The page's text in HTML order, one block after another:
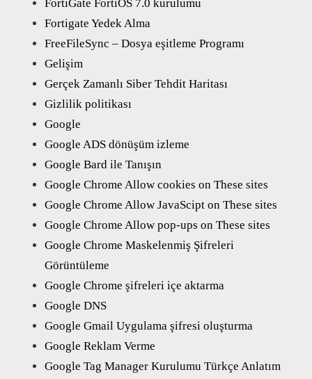
FortiGate FortiOS 7.0 kurulumu
Fortigate Yedek Alma
FreeFileSync – Dosya eşitleme Programı
Gelişim
Gerçek Zamanlı Siber Tehdit Haritası
Gizlilik politikası
Google
Google ADS dönüşüm izleme
Google Bard ile Tanışın
Google Chrome Allow cookies on These sites
Google Chrome Allow JavaScipt on These sites
Google Chrome Allow pop-ups on These sites
Google Chrome Maskelenmiş Şifreleri
Görüntüleme
Google Chrome şifreleri içe aktarma
Google DNS
Google Gmail Uygulama şifresi oluşturma
Google Reklam Verme
Google Tag Manager Kurulumu Türkçe Anlatım